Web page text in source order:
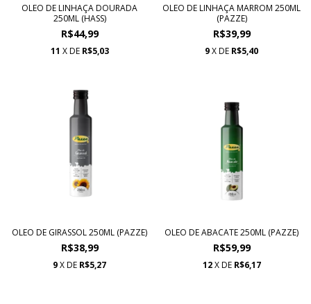
OLEO DE LINHAÇA DOURADA
250ML (HASS)
R$44,99
11 X DE R$5,03
OLEO DE LINHAÇA MARROM 250ML
(PAZZE)
R$39,99
9X DE R$5,40
OLEO DE GIRASSOL 250ML (PAZZE)
R$38,99
9X DE R$5,27
OLEO DE ABACATE 250ML (PAZZE)
R$59,99
12 X DE R$6,17